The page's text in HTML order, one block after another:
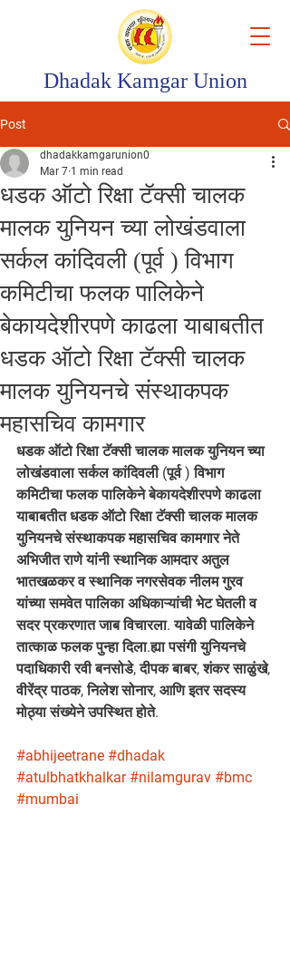
Dhadak Kamgar Union
Post
धडक ऑटो रिक्षा टॅक्सी चालक
मालक युनियन च्या लोखंडवाला
सर्कल कांदिवली (पूर्व ) विभाग
कमिटीचा फलक पालिकेने
बेकायदेशीरपणे काढला याबाबतीत
धडक ऑटो रिक्षा टॅक्सी चालक
मालक युनियनचे संस्थाकपक
महासचिव कामगार
dhadakkamgarunion0
Mar 7 1 min read
धडक ऑटो रिक्षा टॅक्सी चालक मालक युनियन च्या
लोखंडवाला सर्कल कांदिवली (पूर्व ) विभाग
कमिटीचा फलक पालिकेने बेकायदेशीरपणे काढला
याबाबतीत धडक ऑटो रिक्षा टॅक्सी चालक मालक
युनियनचे संस्थाकपक महासचिव कामगार नेते
अभिजीत राणे यांनी स्थानिक आमदार अतुल
भातखळकर व स्थानिक नगरसेवक नीलम गुरव
यांच्या समवेत पालिका अधिकाऱ्यांची भेट घेतली व
सदर प्रकरणात जाब विचारला. यावेळी पालिकेने
तात्काळ फलक पुन्हा दिला.ह्या पसंगी युनियनचे
पदाधिकारी रवी बनसोडे, दीपक बाबर, शंकर साळुंखे,
वीरेंद्र पाठक, निलेश सोनार, आणि इतर सदस्य
मोठ्या संख्येने उपस्थित होते.
#abhijeetrane #dhadak
#atulbhatkhalkar #nilamgurav #bmc
#mumbai